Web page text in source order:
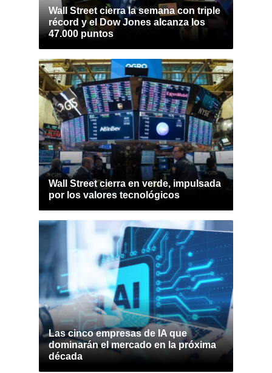
Wall Street cierra la semana con triple
récord y el Dow Jones alcanza los
47.000 puntos
Wall Street cierra en verde, impulsada
por los valores tecnológicos
Las cinco empresas de IA que
dominarán el mercado en la próxima
década